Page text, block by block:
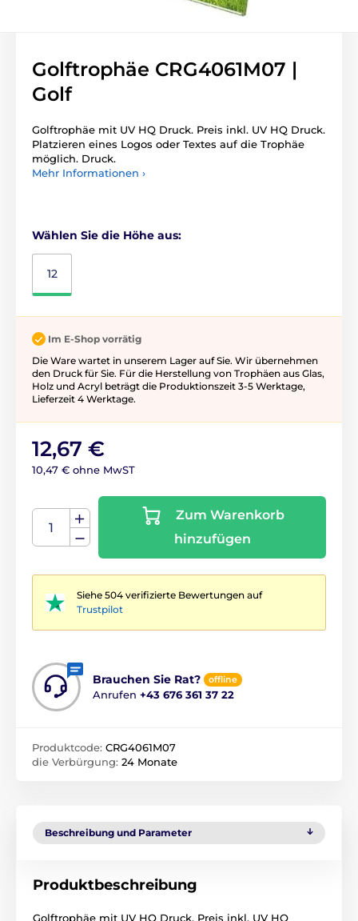
Golftrophäe CRG4061M07 |
Golf
Golftrophäe mit UV HQ Druck. Preis inkl. UV HQ Druck.
Platzieren eines Logos oder Textes auf die Trophäe
möglich. Druck.
Mehr Informationen ›
Wählen Sie die Höhe aus:
12
Im E-Shop vorrätig
Die Ware wartet in unserem Lager auf Sie. Wir übernehmen
den Druck für Sie. Für die Herstellung von Trophäen aus Glas,
Holz und Acryl beträgt die Produktionszeit 3-5 ​​Werktage,
Lieferzeit 4 Werktage.
12,67 €
10,47 € ohne MwST
Zum Warenkorb
hinzufügen
Siehe 504 verifizierte Bewertungen auf
Trustpilot
Brauchen Sie Rat? offline
Anrufen +43 676 361 37 22
Produktcode: CRG4061M07
die Verbürgung: 24 Monate
Beschreibung und Parameter
Produktbeschreibung
Golftrophäe mit UV HQ Druck. Preis inkl. UV HQ